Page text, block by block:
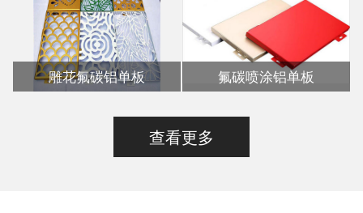
雕花氟碳铝单板 氟碳喷涂铝单板
查看更多